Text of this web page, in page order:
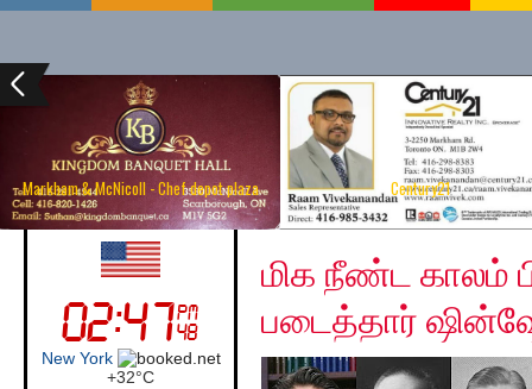
Markham & McNicoll - Chef depot plaza Century21
UK (London)
London
+27°C
Friday, November 22,
மிக நீண்ட காலம்
படைத்தார்